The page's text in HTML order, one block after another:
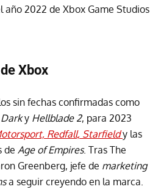
año 2022 de Xbox Game Studios
Xbox
sin fechas confirmadas como
Darky Hellblade 2, para 2023
Redfall, Starfield y las
de Age of Empires. Tras The
Greenberg, jefe de marketing
a seguir creyendo en la marca.